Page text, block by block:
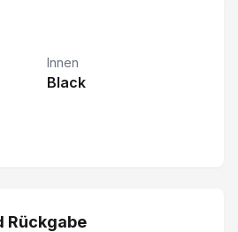
Innen
Black
Rückgabe